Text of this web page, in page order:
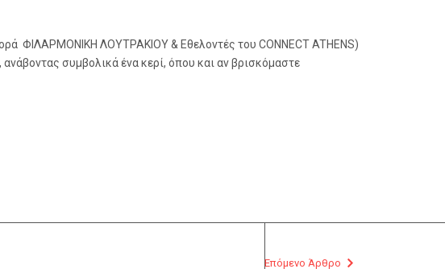
ΦΙΛΑΡΜΟΝΙΚΗ ΛΟΥΤΡΑΚΙΟΥ & Εθελοντές του CONNECT ATHENS)
συμβολικά ένα κερί, όπου και αν βρισκόμαστε
Επόμενο Άρθρο